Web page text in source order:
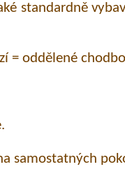
standardně
= oddělené
samostatných